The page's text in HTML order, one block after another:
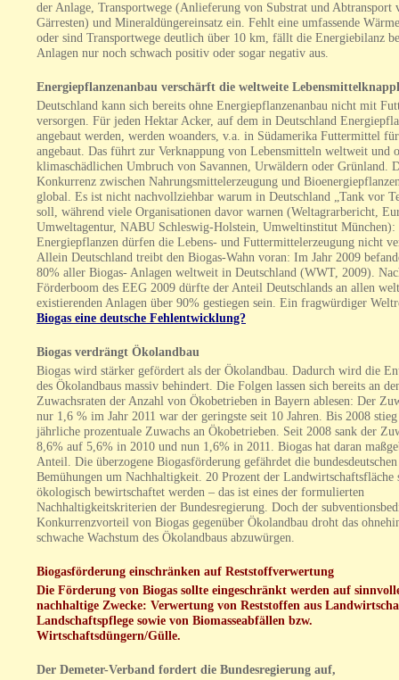
der Anlage, Transportwege (Anlieferung von Substrat und Abtransport
Gärresten) und Mineraldüngereinsatz ein. Fehlt eine umfassende
oder sind Transportwege deutlich über 10 km, fällt die Energiebilanz
Anlagen nur noch schwach positiv oder sogar negativ aus.
Energiepflanzenanbau verschärft die weltweite
Deutschland kann sich bereits ohne Energiepflanzenanbau nicht mit
versorgen. Für jeden Hektar Acker, auf dem in Deutschland
angebaut werden, werden woanders, v.a. in Südamerika Futtermittel
angebaut. Das führt zur Verknappung von Lebensmitteln weltweit und
klimaschädlichen Umbruch von Savannen, Urwäldern oder Grünland.
Konkurrenz zwischen Nahrungsmittelerzeugung und
global. Es ist nicht nachvollziehbar warum in Deutschland „Tank vor
soll, während viele Organisationen davor warnen (Weltagrarbericht,
Umweltagentur, NABU Schleswig-Holstein, Umweltinstitut München):
Energiepflanzen dürfen die Lebens- und Futtermittelerzeugung nicht
Allein Deutschland treibt den Biogas-Wahn voran: Im Jahr 2009
80% aller Biogas- Anlagen weltweit in Deutschland (WWT, 2009).
Förderboom des EEG 2009 dürfte der Anteil Deutschlands an allen
existierenden Anlagen über 90% gestiegen sein. Ein fragwürdiger
Biogas eine deutsche Fehlentwicklung?
Biogas verdrängt Ökolandbau
Biogas wird stärker gefördert als der Ökolandbau. Dadurch wird die
des Ökolandbaus massiv behindert. Die Folgen lassen sich bereits an
Zuwachsraten der Anzahl von Ökobetrieben in Bayern ablesen: Der
nur 1,6 % im Jahr 2011 war der geringste seit 10 Jahren. Bis 2008
jährliche prozentuale Zuwachs an Ökobetrieben. Seit 2008 sank der
8,6% auf 5,6% in 2010 und nun 1,6% in 2011. Biogas hat daran
Anteil. Die überzogene Biogasförderung gefährdet die bundesdeutschen
Bemühungen um Nachhaltigkeit. 20 Prozent der Landwirtschaftsfläche
ökologisch bewirtschaftet werden – das ist eines der formulierten
Nachhaltigkeitskriterien der Bundesregierung. Doch der
Konkurrenzvorteil von Biogas gegenüber Ökolandbau droht das
schwache Wachstum des Ökolandbaus abzuwürgen.
Biogasförderung einschränken auf Reststoffverwertung
Die Förderung von Biogas sollte eingeschränkt werden auf
nachhaltige Zwecke: Verwertung von Reststoffen aus
Landschaftspflege sowie von Biomasseabfällen bzw.
Wirtschaftsdüngern/Gülle.
Der Demeter-Verband fordert die Bundesregierung auf,